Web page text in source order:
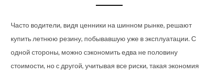
Часто водители, видя ценники на шинном рынке, решают
купить летнюю резину, побывавшую уже в эксплуатации. С
одной стороны, можно сэкономить едва не половину
стоимости, но с другой, учитывая все риски, такая экономия